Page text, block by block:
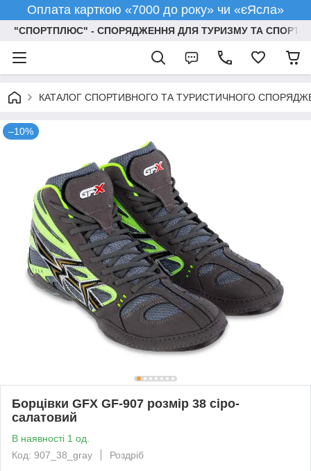
Оплата карткою «7000 до року» чи «єЯсла»
"СПОРТПЛЮС" - СПОРЯДЖЕННЯ ДЛЯ ТУРИЗМУ ТА СПОРТУ
КАТАЛОГ СПОРТИВНОГО ТА ТУРИСТИЧНОГО
–10%
Борцівки GFX GF-907 розмір 38 сіро-
салатовий
В наявності 1 од.
Код: 907_38_gray
Роздріб